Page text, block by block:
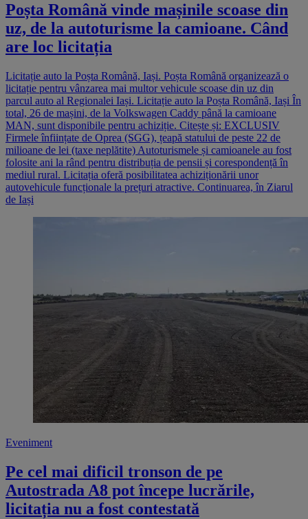
Poșta Română vinde mașinile scoase din
uz, de la autoturisme la camioane. Când
are loc licitația
Licitație auto la Poșta Română, Iași. Poșta Română organizează o
licitație pentru vânzarea mai multor vehicule scoase din uz din
parcul auto al Regionalei Iași. Licitație auto la Poșta Română, Iași În
total, 26 de mașini, de la Volkswagen Caddy până la camioane
MAN, sunt disponibile pentru achiziție. Citește și: EXCLUSIV
Firmele înființate de Oprea (SGG), țeapă statului de peste 22 de
milioane de lei (taxe neplătite) Autoturismele și camioanele au fost
folosite ani la rând pentru distribuția de pensii și corespondență în
mediul rural. Licitația oferă posibilitatea achiziționării unor
autovehicule funcționale la prețuri atractive. Continuarea, în Ziarul
de Iași
Eveniment
Pe cel mai dificil tronson de pe
Autostrada A8 pot începe lucrările,
licitația nu a fost contestată